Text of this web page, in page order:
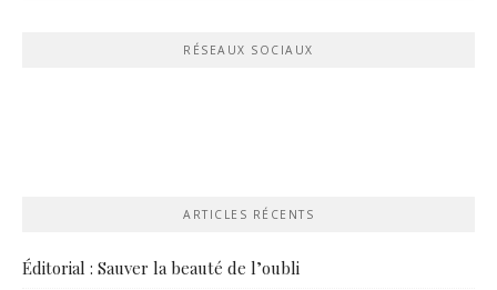
RÉSEAUX SOCIAUX
ARTICLES RÉCENTS
Éditorial : Sauver la beauté de l’oubli